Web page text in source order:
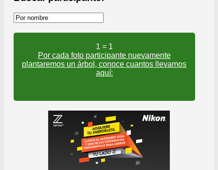
1 = 1
Por cada foto participante nuevamente
plantaremos un árbol, conoce cuantos llevamos
aquí: